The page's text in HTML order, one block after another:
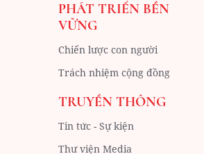
PHÁT TRIỂN BỀN
VỮNG
Chiến lược con người
Trách nhiệm cộng đồng
TRUYỀN THÔNG
Tin tức - Sự kiện
Thư viện Media